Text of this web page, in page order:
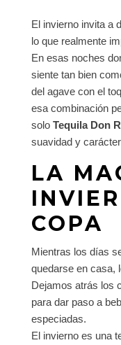
El invierno invita a
lo que realmente
En esas noches
siente tan bien
del agave con el
esa combinación
solo Tequila Don
suavidad y
LA
COPA
Mientras los días
quedarse en casa,
Dejamos atrás los
para dar paso a
especiadas.
El invierno es una